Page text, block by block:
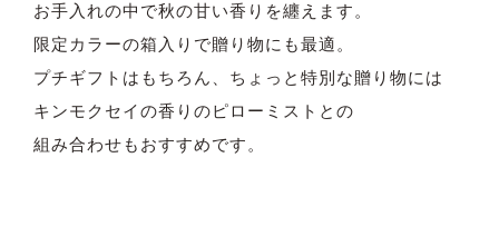
お手入れの中で秋の甘い香りを纏えます。
限定カラーの箱入りで贈り物にも最適。
プチギフトはもちろん、ちょっと特別な贈り物には
キンモクセイの香りのピローミストとの
組み合わせもおすすめです。